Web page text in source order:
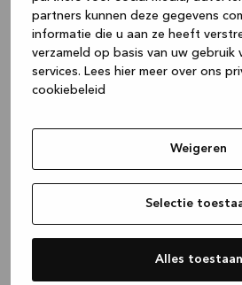
partners kunnen deze gegevens
informatie die u aan ze heeft
verzameld op basis van uw gebruik
services. Lees hier meer over ons
cookiebeleid
Weigeren
Selectie
Alles toestaan
(see the
information).